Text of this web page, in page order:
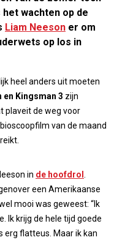
wachten op de
Liam Neeson er om
op los in
heel anders uit moeten
en Kingsman 3 zijn
plaveit de weg voor
van de maand
in de hoofdrol
een Amerikaanse
mooi was geweest: “Ik
Ik krijg de hele tijd goede
erg flatteus. Maar ik kan